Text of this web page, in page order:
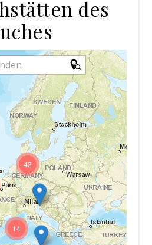
des
42
14